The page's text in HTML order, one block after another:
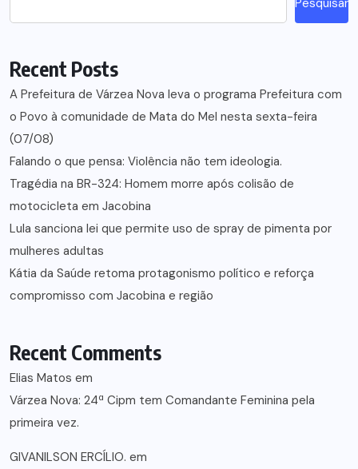
Pesquisar
Recent Posts
A Prefeitura de Várzea Nova leva o programa Prefeitura com
o Povo à comunidade de Mata do Mel nesta sexta-feira
(07/08)
Falando o que pensa: Violência não tem ideologia.
Tragédia na BR-324: Homem morre após colisão de
motocicleta em Jacobina
Lula sanciona lei que permite uso de spray de pimenta por
mulheres adultas
Kátia da Saúde retoma protagonismo político e reforça
compromisso com Jacobina e região
Recent Comments
Elias Matos em
Várzea Nova: 24ª Cipm tem Comandante Feminina pela
primeira vez.
GIVANILSON ERCÍLIO. em